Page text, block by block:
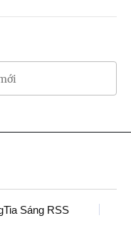
Tia Sáng RSS